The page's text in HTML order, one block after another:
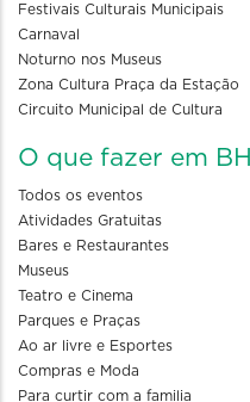
Festivais Culturais Municipais
Carnaval
Noturno nos Museus
Zona Cultura Praça da Estação
Circuito Municipal de Cultura
O que fazer em BH
Todos os eventos
Atividades Gratuitas
Bares e Restaurantes
Museus
Teatro e Cinema
Parques e Praças
Ao ar livre e Esportes
Compras e Moda
Para curtir com a familia